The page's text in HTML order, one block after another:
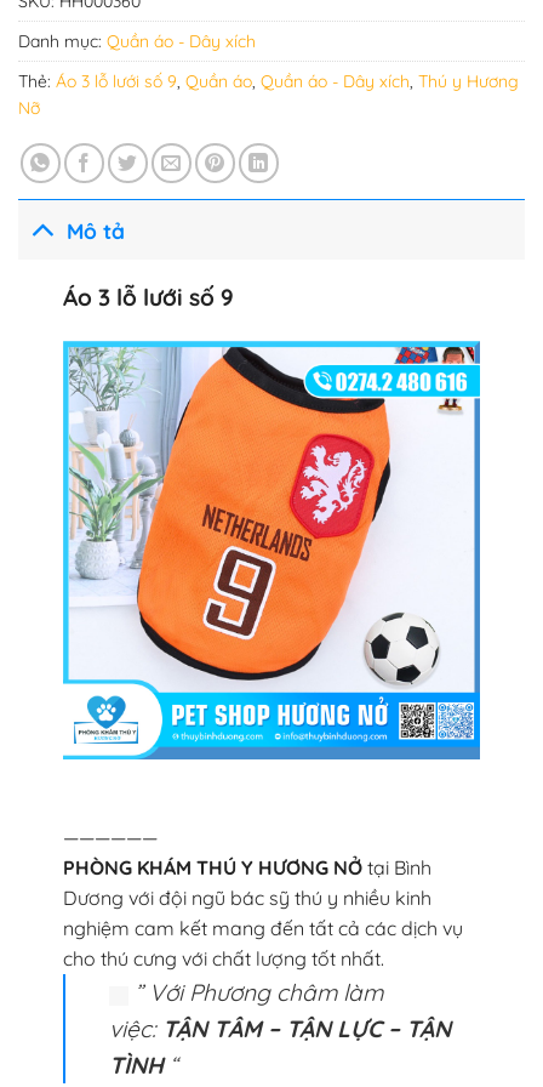
Danh mục: Quần áo - Dây xích
Thẻ: Áo 3 lỗ lưới số 9, Quần áo, Quần áo - Dây xích, Thú y Hương
Nỡ
Mô tả
Áo 3 lỗ lưới số 9
——————
PHÒNG KHÁM THÚ Y HƯƠNG NỞtại Bình
Dương với đội ngũ bác sỹ thú y nhiều kinh
nghiệm cam kết mang đến tất cả các dịch vụ
cho thú cưng với chất lượng tốt nhất.
” Với Phương châm làm
việc: TẬN TÂM – TẬN LỰC – TẬN
TÌNH“